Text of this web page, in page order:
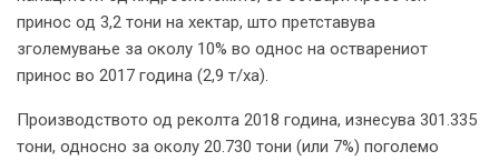
принос од 3,2 тони на хектар, што претставува
зголемување за околу 10% во однос на остварениот
принос во 2017 година (2,9 т/ха).
Производството од реколта 2018 година, изнесува 301.335
тони, односно за околу 20.730 тони (или 7%) поголемо